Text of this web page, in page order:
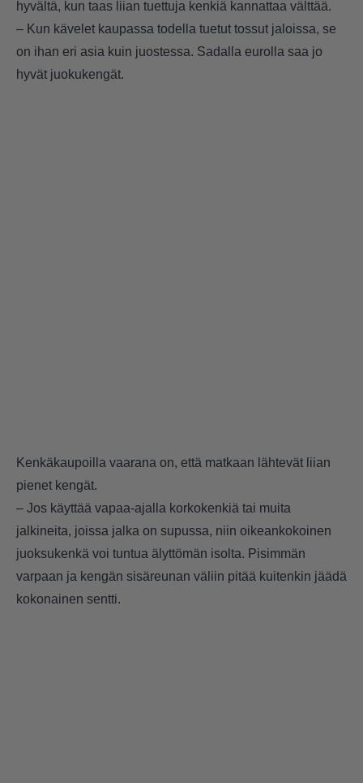
hyvältä, kun taas liian tuettuja kenkiä kannattaa välttää.
– Kun kävelet kaupassa todella tuetut tossut jaloissa, se
on ihan eri asia kuin juostessa. Sadalla eurolla saa jo
hyvät juokukengät.
Kenkäkaupoilla vaarana on, että matkaan lähtevät liian
pienet kengät.
– Jos käyttää vapaa-ajalla korkokenkiä tai muita
jalkineita, joissa jalka on supussa, niin oikeankokoinen
juoksukenkä voi tuntua älyttömän isolta. Pisimmän
varpaan ja kengän sisäreunan väliin pitää kuitenkin jäädä
kokonainen sentti.